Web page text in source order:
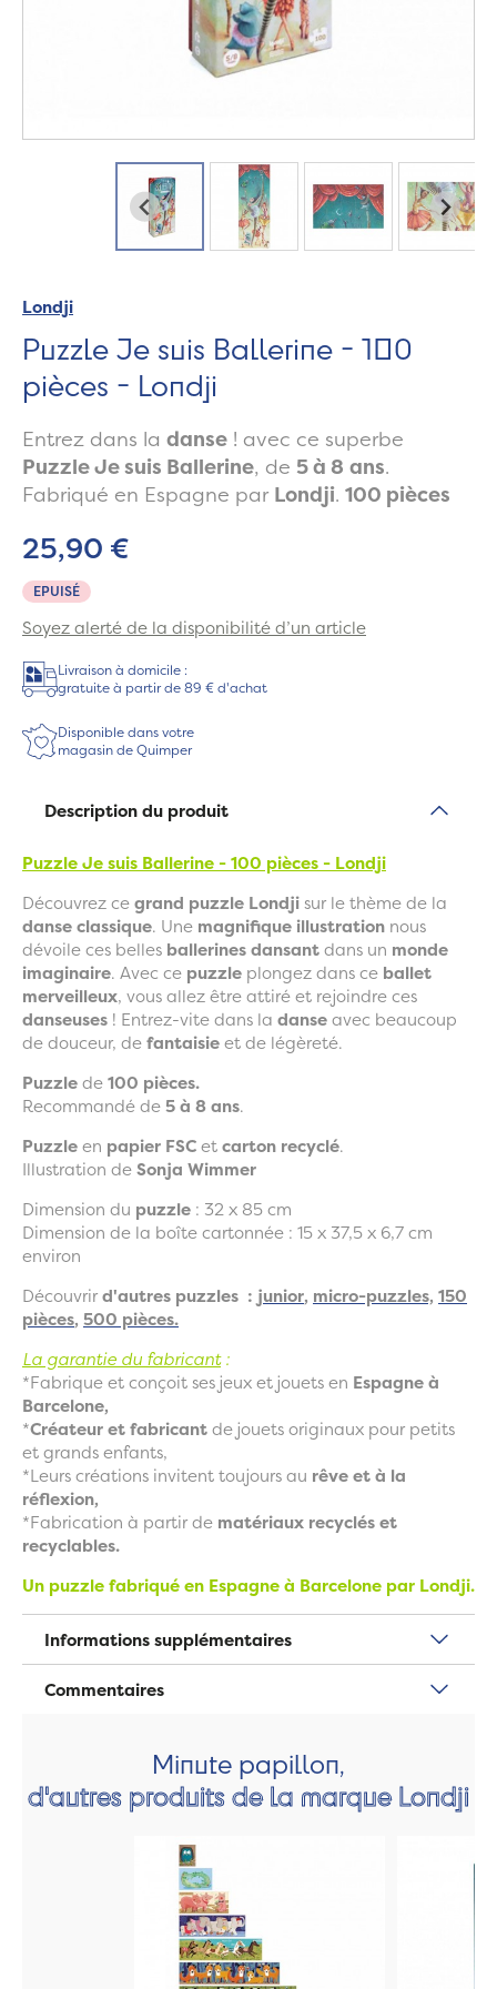
Londji
Puzzle Je suis Ballerine - 100
pièces - Londji
Entrez dans la danse ! avec ce superbe
Puzzle Je suis Ballerine, de 5 à 8 ans.
Fabriqué en Espagne par Londji. 100 pièces
EPUISÉ
25,90 €
Soyez alerté de la disponibilité d’un article
Livraison à domicile :
gratuite à partir de 89 € d'achat
Disponible dans votre
magasin de Quimper
Description du produit
Puzzle Je suis Ballerine - 100 pièces - Londji
Découvrez cegrand puzzle Londjisur le thème de la
danse classique. Une magnifique illustration nous
dévoile ces belles ballerines dansantdans un monde
imaginaire. Avec ce puzzle plongez dans ce ballet
merveilleux, vous allez être attiré et rejoindre ces
danseuses ! Entrez-vite dans la danseavec beaucoup
de douceur, defantaisieet de légèreté.
Puzzlede100 pièces.
Recommandé de5 à 8 ans.
Puzzleen papier FSCetcarton recyclé.
Illustration deSonja Wimmer
Dimension du puzzle : 32 x 85 cm
Dimension de la boîte cartonnée : 15 x 37,5 x 6,7 cm
environ
Découvrird'autres puzzles : junior, micro-puzzles, 150
pièces, 500 pièces.
La garantie du fabricant:
*Fabrique et conçoit ses jeux et jouets en Espagne à
Barcelone,
*Créateur et fabricantde jouets originaux pour petits
et grands enfants,
*Leurs créations invitent toujours au rêve et à la
réflexion,
*Fabrication à partir de matériaux recyclés et
recyclables.
Un puzzle fabriqué en Espagne à Barcelone par Londji.
Informations supplémentaires
Commentaires
Minute papillon,
d'autres produits de la marque Londji